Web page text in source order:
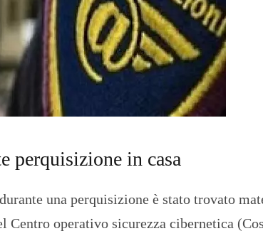
perquisizione in casa
una perquisizione è stato trovato
Centro operativo sicurezza cibernetica